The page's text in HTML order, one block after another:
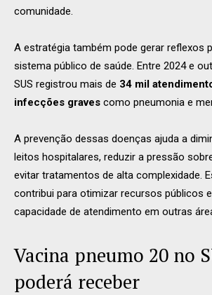
comunidade.
A estratégia também pode gerar reflexos
sistema público de saúde. Entre 2024 e
SUS registrou mais de 34 mil
infecções graves como pneumonia e
A prevenção dessas doenças ajuda a
leitos hospitalares, reduzir a pressão
evitar tratamentos de alta complexidade.
contribui para otimizar recursos públicos
capacidade de atendimento em outras
Vacina pneumo 20 no
poderá receber